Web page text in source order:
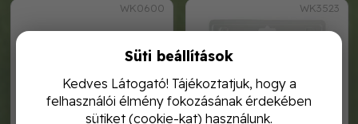
WK0600 WK3523
Süti beállítások
Kedves Látogató! Tájékoztatjuk, hogy a
felhasználói élmény fokozásának érdekében
sütiket (cookie-kat) használunk.